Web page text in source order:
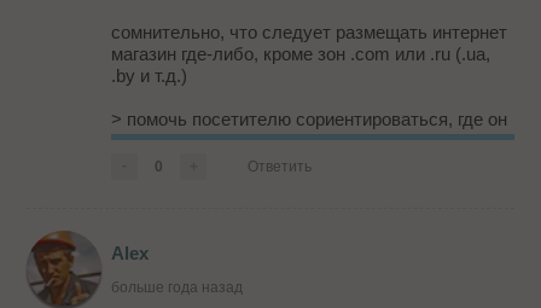
сомнительно, что следует размещать интернет
магазин где-либо, кроме зон .com или .ru (.ua,
.by и т.д.)
> помочь посетителю сориентироваться, где он
находиться
тся/ться
обратитесь к дизайнеру.
0 Ответить
Alex
больше года назад